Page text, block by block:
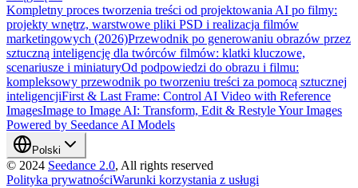
Kompletny proces tworzenia treści od projektowania AI po filmy:
projekty wnętrz, warstwowe pliki PSD i realizacja filmów
marketingowych (2026)Przewodnik po generowaniu obrazów przez
sztuczną inteligencję dla twórców filmów: klatki kluczowe,
scenariusze i miniaturyOd podpowiedzi do obrazu i filmu:
kompleksowy przewodnik po tworzeniu treści za pomocą sztucznej
inteligencjiFirst & Last Frame: Control AI Video with Reference
ImagesImage to Image AI: Transform, Edit & Restyle Your Images
Powered by Seedance AI Models
Polski
© 2024 Seedance 2.0, All rights reserved
Polityka prywatnościWarunki korzystania z usługi